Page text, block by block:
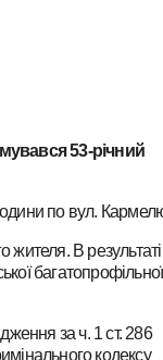
53-річний
по вул.
жителя. В
багатопрофільної
за ч. 1 ст. 286
кодексу